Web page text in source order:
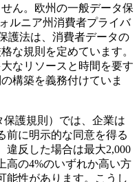
ん。欧州の一般データ保
ルニア州消費者プライバ
護法は、消費者データの
な規則を定めています。
なリソースと時間を要す
構築を義務付けていま
護規則）では、企業は
前に明示的な同意を得る
違反した場合は最大2,000
高の4%のいずれか高い方
能性があります。こうし